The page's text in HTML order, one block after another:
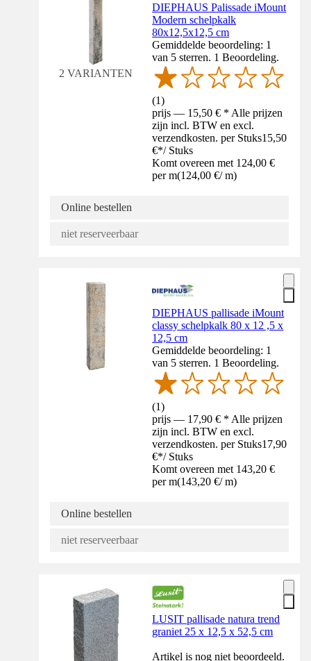
2 VARIANTEN
DIEPHAUS Palissade iMount
Modern schelpkalk
80x12,5x12,5 cm
Gemiddelde beoordeling: 1
van 5 sterren. 1 Beoordeling.
(1)
prijs — 15,50 € * Alle prijzen
zijn incl. BTW en excl.
verzendkosten. per Stuks15,50
€*/ Stuks
Komt overeen met 124,00 €
per m(124,00 €/ m)
Online bestellen
niet reserveerbaar
DIEPHAUS pallisade iMount
classy schelpkalk 80 x 12 ,5 x
12,5 cm
Gemiddelde beoordeling: 1
van 5 sterren. 1 Beoordeling.
(1)
prijs — 17,90 € * Alle prijzen
zijn incl. BTW en excl.
verzendkosten. per Stuks17,90
€*/ Stuks
Komt overeen met 143,20 €
per m(143,20 €/ m)
Online bestellen
niet reserveerbaar
LUSIT pallisade natura trend
graniet 25 x 12,5 x 52,5 cm
Artikel is nog niet beoordeeld.